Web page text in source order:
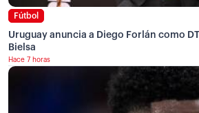
Fútbol
Uruguay anuncia a Diego Forlán como
Bielsa
Hace 7 horas